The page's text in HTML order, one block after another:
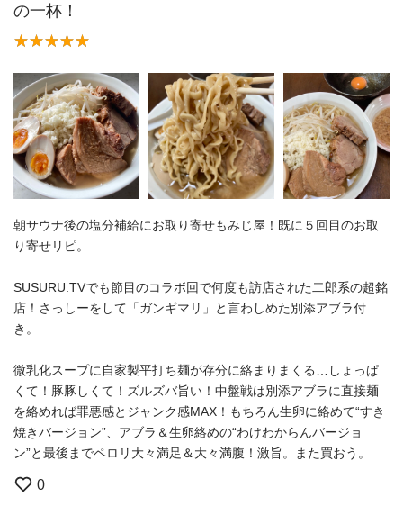
の一杯！
朝サウナ後の塩分補給にお取り寄せもみじ屋！既に５回目のお取
り寄せリピ。
SUSURU.TVでも節目のコラボ回で何度も訪店された二郎系の超銘
店！さっしーをして「ガンギマリ」と言わしめた別添アブラ付
き。
微乳化スープに自家製平打ち麺が存分に絡まりまくる…しょっぱ
くて！豚豚しくて！ズルズバ旨い！中盤戦は別添アブラに直接麺
を絡めれば罪悪感とジャンク感MAX！もちろん生卵に絡めて“すき
焼きバージョン”、アブラ＆生卵絡めの“わけわからんバージョ
ン”と最後までペロリ大々満足＆大々満腹！激旨。また買おう。
0